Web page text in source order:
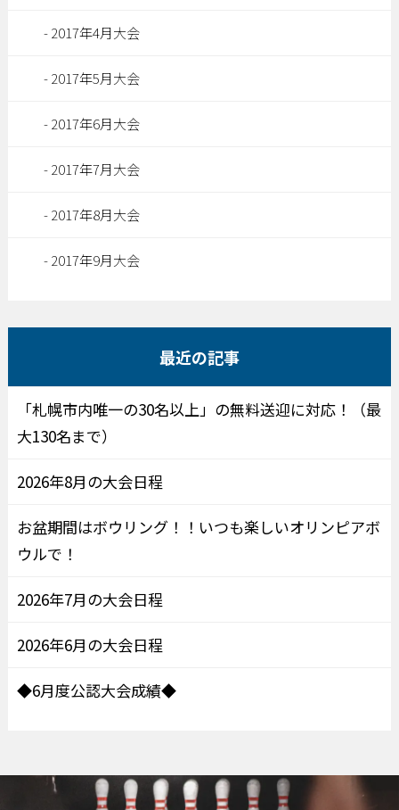
2017年4月大会
2017年5月大会
2017年6月大会
2017年7月大会
2017年8月大会
2017年9月大会
最近の記事
「札幌市内唯一の30名以上」の無料送迎に対応！（最
大130名まで）
2026年8月の大会日程
お盆期間はボウリング！！いつも楽しいオリンピアボ
ウルで！
2026年7月の大会日程
2026年6月の大会日程
◆6月度公認大会成績◆